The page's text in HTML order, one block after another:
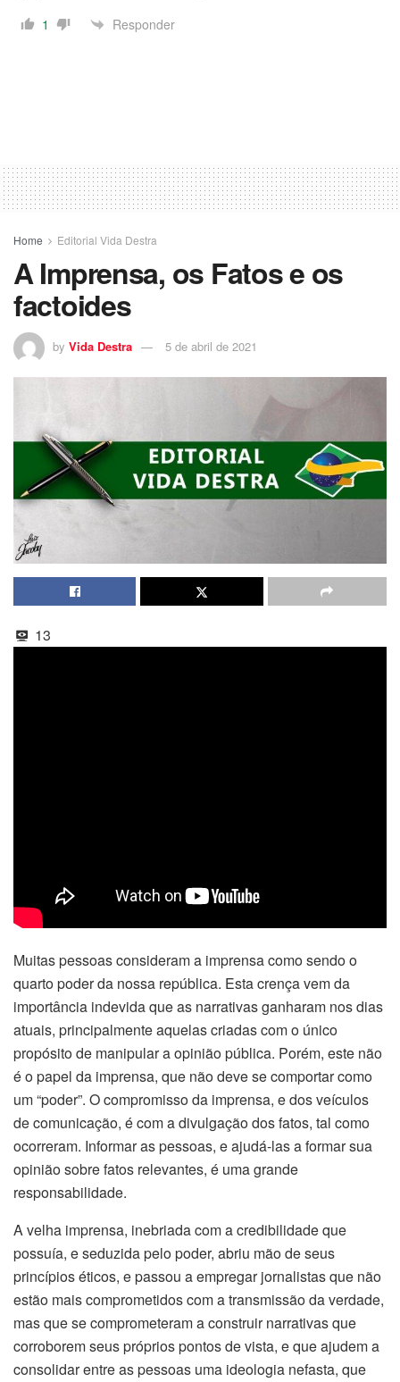
1
Responder
Home Editorial Vida Destra
A Imprensa, os Fatos e os
factoides
by Vida Destra 5 de abril de 2021
13
Muitas pessoas consideram a imprensa como sendo o
quarto poder da nossa república. Esta crença vem da
importância indevida que as narrativas ganharam nos dias
atuais, principalmente aquelas criadas com o único
propósito de manipular a opinião pública. Porém, este não
é o papel da imprensa, que não deve se comportar como
um “poder”. O compromisso da imprensa, e dos veículos
de comunicação, é com a divulgação dos fatos, tal como
ocorreram. Informar as pessoas, e ajudá-las a formar sua
opinião sobre fatos relevantes, é uma grande
responsabilidade.
A velha imprensa, inebriada com a credibilidade que
possuía, e seduzida pelo poder, abriu mão de seus
princípios éticos, e passou a empregar jornalistas que não
estão mais comprometidos com a transmissão da verdade,
mas que se comprometeram a construir narrativas que
corroborem seus próprios pontos de vista, e que ajudem a
consolidar entre as pessoas uma ideologia nefasta, que